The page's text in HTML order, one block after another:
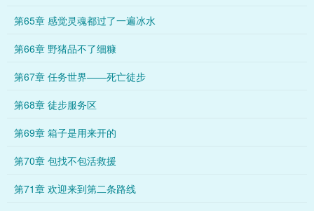
第65章 感觉灵魂都过了一遍冰水
第66章 野猪品不了细糠
第67章 任务世界——死亡徒步
第68章 徒步服务区
第69章 箱子是用来开的
第70章 包找不包活救援
第71章 欢迎来到第二条路线